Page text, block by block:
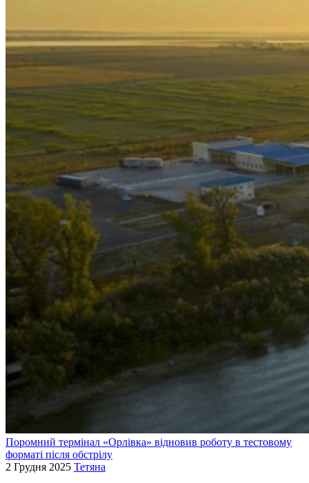
Поромний термінал «Орлівка» відновив роботу в тестовому
форматі після обстрілу
2 Грудня 2025 Тетяна